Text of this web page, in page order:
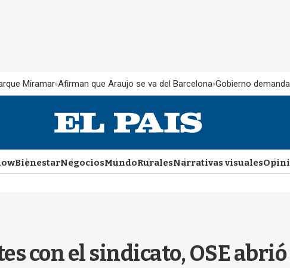
Miramar Afirman que Araujo se va del Barcelona Gobierno
BienestarNegociosMundoRuralesNarrativas visuales
con el sindicato, OSE